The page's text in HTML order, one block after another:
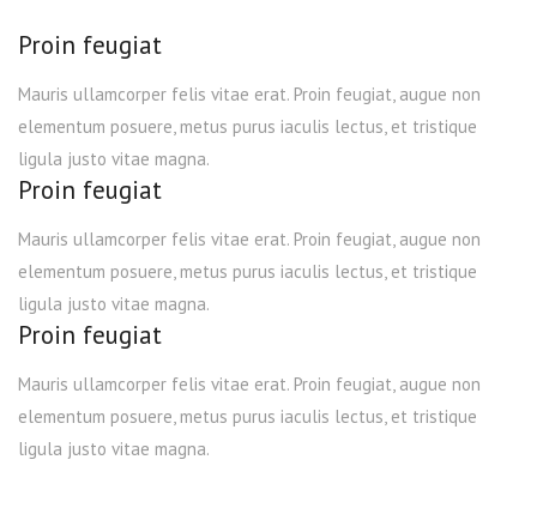
Proin feugiat
Mauris ullamcorper felis vitae erat. Proin feugiat, augue non
elementum posuere, metus purus iaculis lectus, et tristique
ligula justo vitae magna.
Proin feugiat
Mauris ullamcorper felis vitae erat. Proin feugiat, augue non
elementum posuere, metus purus iaculis lectus, et tristique
ligula justo vitae magna.
Proin feugiat
Mauris ullamcorper felis vitae erat. Proin feugiat, augue non
elementum posuere, metus purus iaculis lectus, et tristique
ligula justo vitae magna.